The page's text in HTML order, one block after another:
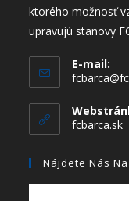
ktorého možnosť
upravujú stanovy
E-mail:
fcbarca.sk
Nájdete Nás